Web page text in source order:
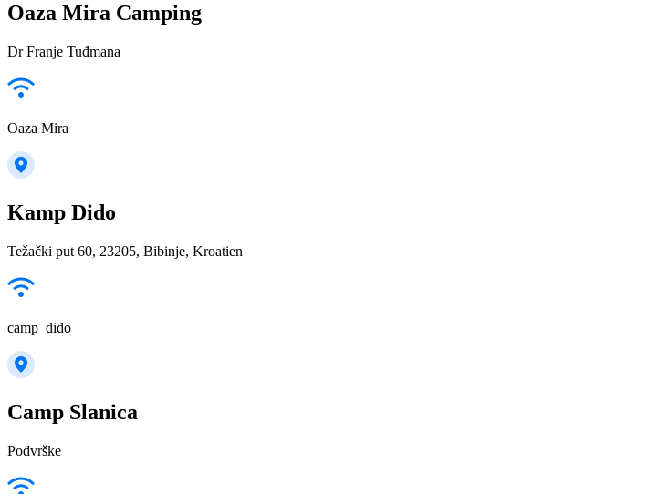
Oaza Mira Camping
Dr Franje Tuđmana
Oaza Mira
Kamp Dido
Težački put 60, 23205, Bibinje, Kroatien
camp_dido
Camp Slanica
Podvrške